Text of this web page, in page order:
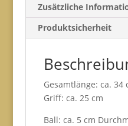
Zusätzliche
Produktsicherheit
Gesamtlänge: ca. 34
Griff: ca. 25 cm
Ball: ca. 5 cm